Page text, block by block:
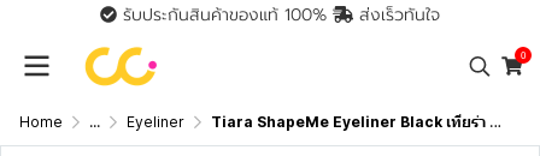
รับประกันสินค้าของแท้ 100% ส่งเร็วทันใจ
0
Home ... Eyeliner Tiara ShapeMe Eyeliner Black เทียร่า อายไลเนอร์สีดำสนิท เส้นเรียวเล็ก